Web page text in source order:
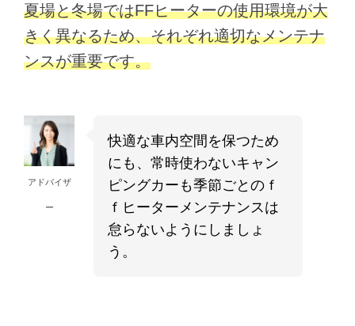
夏場と冬場ではFFヒーターの使用環境が大
きく異なるため、それぞれ適切なメンテナ
ンスが重要です。
アドバイザ
ー
快適な車内空間を保つため
にも、常時使わないキャン
ピングカーも季節ごとのｆ
ｆヒーターメンテナンスは
怠らないようにしましょ
う。